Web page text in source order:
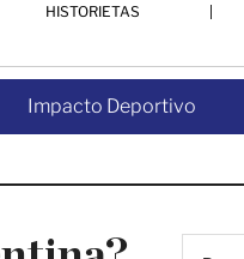
HISTORIETAS
Impacto Deportivo